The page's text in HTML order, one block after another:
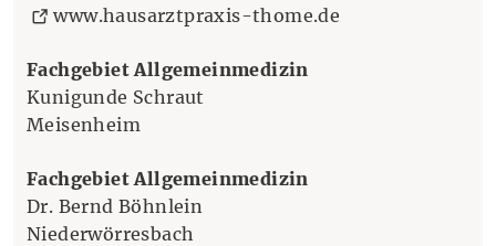
www.hausarztpraxis-thome.de
Fachgebiet Allgemeinmedizin
Kunigunde Schraut
Meisenheim
Fachgebiet Allgemeinmedizin
Dr. Bernd Böhnlein
Niederwörresbach